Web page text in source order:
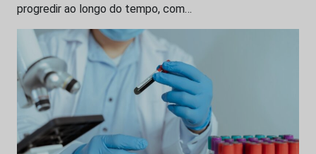
progredir ao longo do tempo, com…